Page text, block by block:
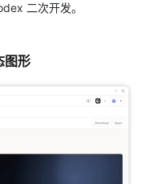
二次开发。
图形